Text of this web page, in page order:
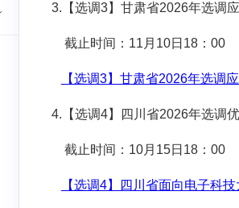
3.【选调3】甘肃省2026年选调
截止时间：11月10日18：00
【选调3】甘肃省2026年选调
4.【选调4】四川省2026年选调
截止时间：10月15日18：00
【选调4】四川省面向电子科